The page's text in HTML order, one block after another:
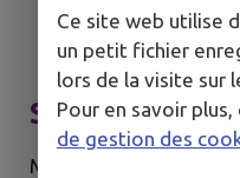
Soirées
MERCREDI 26 AOÛT
Ce site web utilise
un petit fichier
lors de la visite sur
Pour en savoir
de gestion des